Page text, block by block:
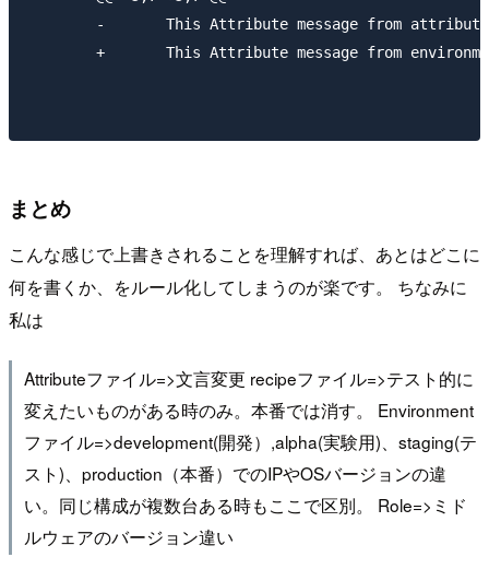
-       This Attribute message from
+       This Attribute message from
まとめ
こんな感じで上書きされることを理解すれば、あとはどこに
何を書くか、をルール化してしまうのが楽です。 ちなみに
私は
Attributeファイル=>文言変更 recipeファイル=>テスト的に
変えたいものがある時のみ。本番では消す。 Environment
ファイル=>development(開発）,alpha(実験用)、staging(テ
スト)、production（本番）でのIPやOSバージョンの違
い。同じ構成が複数台ある時もここで区別。 Role=>ミド
ルウェアのバージョン違い